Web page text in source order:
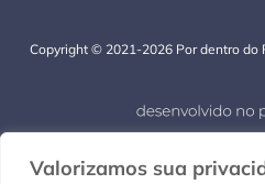
Valorizamos sua
Copyright © 2021-2026 Por dentro do